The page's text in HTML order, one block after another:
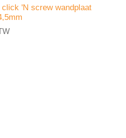
click 'N screw wandplaat